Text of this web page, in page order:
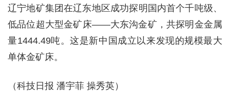
辽宁地矿集团在辽东地区成功探明国内首个千吨级、
低品位超大型金矿床——大东沟金矿，共探明金金属
量1444.49吨。这是新中国成立以来发现的规模最大
单体金矿床。
（科技日报 潘宇菲 操秀英）